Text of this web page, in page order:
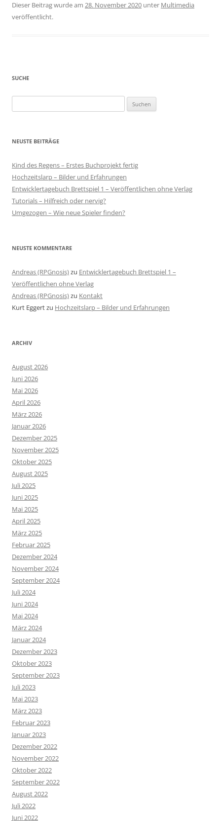
Dieser Beitrag wurde am 28. November 2020 unter Multimedia
veröffentlicht.
SUCHE
nach:
NEUSTE BEITRÄGE
Kind des Regens – Erstes Buchprojekt fertig
Hochzeitslarp – Bilder und Erfahrungen
Entwicklertagebuch Brettspiel 1 – Veröffentlichen ohne Verlag
Tutorials – Hilfreich oder nervig?
Umgezogen – Wie neue Spieler finden?
NEUSTE KOMMENTARE
Andreas (RPGnosis)zu Entwicklertagebuch Brettspiel 1 –
Veröffentlichen ohne Verlag
Andreas (RPGnosis)zu Kontakt
Kurt Eggertzu Hochzeitslarp – Bilder und Erfahrungen
ARCHIV
August 2026
Juni 2026
Mai 2026
April 2026
März 2026
Januar 2026
Dezember 2025
November 2025
Oktober 2025
August 2025
Juli 2025
Juni 2025
Mai 2025
April 2025
März 2025
Februar 2025
Dezember 2024
November 2024
September 2024
Juli 2024
Juni 2024
Mai 2024
März 2024
Januar 2024
Dezember 2023
Oktober 2023
September 2023
Juli 2023
Mai 2023
März 2023
Februar 2023
Januar 2023
Dezember 2022
November 2022
Oktober 2022
September 2022
August 2022
Juli 2022
Juni 2022